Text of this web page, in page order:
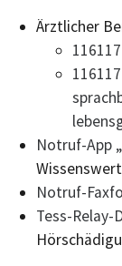
Ärztlicher
Notruf-App
Notruf-
Tess-Relay-